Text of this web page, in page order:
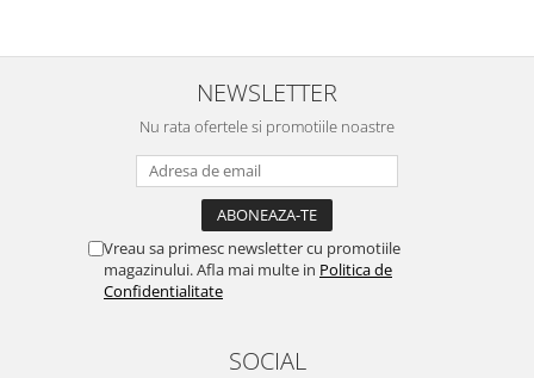
NEWSLETTER
Nu rata ofertele si promotiile noastre
Vreau sa primesc newsletter cu promotiile
magazinului. Afla mai multe in Politica de
Confidentialitate
SOCIAL